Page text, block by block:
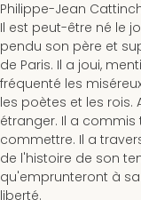
Philippe-Jean
Il est peut-être né le
pendu son père et
de Paris. Il a joui,
fréquenté les
les poètes et les rois.
étranger. Il a
commettre. Il a
de l'histoire de son
qu'emprunteront à
liberté.